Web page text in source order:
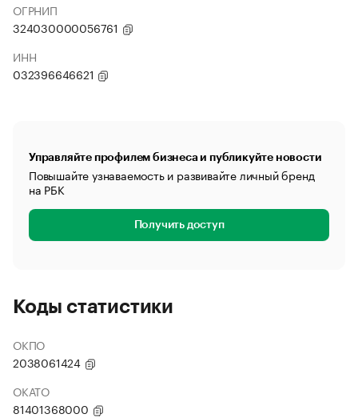
ОГРНИП
324030000056761
ИНН
032396646621
Управляйте профилем бизнеса и публикуйте новости
Повышайте узнаваемость и развивайте личный бренд
на РБК
Получить доступ
Коды статистики
ОКПО
2038061424
ОКАТО
81401368000